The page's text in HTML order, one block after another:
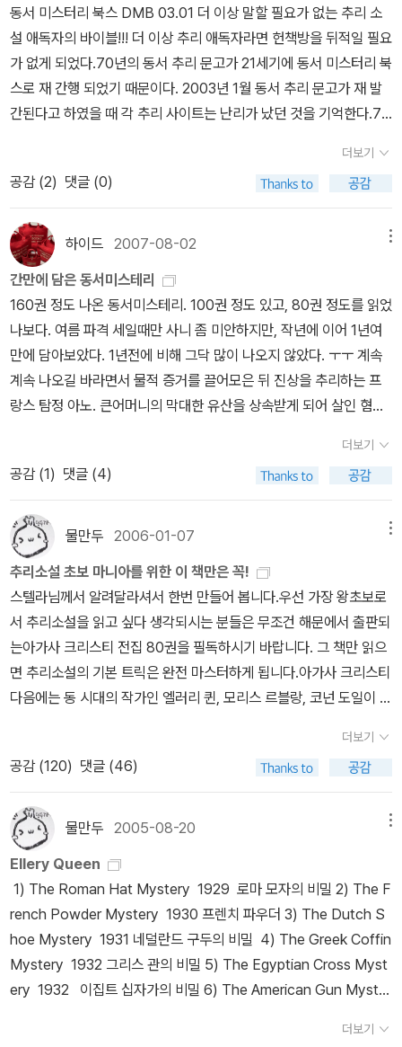
니콜라스 블레이크의 대표작! 아들을 잃은 아버지의 처절한 복수극이
죠.단 블레이크에 대한 국내 인지도가 없어 많은 분들이 모르는 걸작
입니다. 19 1938 레베카 고딕풍의 작품이어서 상당히 오래되었을
거란 생각이 있었는데 1938년 작이네요.본격 추리소설이라고 하기
에는 그렇지만 읽는분에 따라서는 재미있을 것 같은 책이죠. 20 193
자가,중국오렌지의 비밀-5권시그마 북스 해문Q 미스터리 동서 D
MB
위표에서 보시다시피 총 9권의 국명시리즈중 그간 국내에
선 6권만 번역 출간되었고 미국총,샴 쌍둥이,스페인 곶의 비밀은 번
역되지 않았습니다.저 역시도 이번에는 다 나올까 싶어 동서,자유,시
그마북스,해문Q에서 간행된 모든 앨러리 퀸을 구매했지만 결국 다 모
그래 포기하고 있었는데 갑자기 올해 검은 숲이
더군요.그래 검은 숲이 어떤데가 보았더니 시공사의 임프린트라고 하
더군요.시공사야 예전에 시그마 북스로 앨러리 퀸 선집을 간행하고
그중에 국명 시리즈가 6권이나 있었으니 최소한 기존의 작품은 나오
겠지만 과연 나머지 3권이 나올까 의아심이 있어서-ㅎㅎ 그간 한두번
속은 것이 아니라서요-,다 나와야 나오는 것이지 하고 생각했는데 웬
걸 무슨 뚝심을 발휘해서인지 국명 시리즈 9권을 다 번역했습니다.ㅎ
ㅎ 만쉐이~~~
검은숲에서 나온 앨리리 퀸 국명시리즈는 저자의 모
습을 겉 표지에 내세운 그간 국내에선 볼수 없었던 특이한 디자인데
양장본이어서 소장가치도 충분하다고 볼수 있습니다.
하지만 저처럼
면 3권만 구매해야 될지 아니면 9권 다 구매해야 할지 참 난감할 따
름이죠.생각같에서야 9권을 일시불로 지불하고 구매하면 좋겠지만
경제적 사정과 책 보관할데가 마땅치 않으니…ㅜ.ㅜ뭐 일단 처음 번역
된 미국총,샴 쌍둥이,스페인 곶의 비밀을 구매해야 겠지요^^
에서 이번에 국명시리즈를 전부 번역했으니 좀더 힘을 발휘해서 앨러
리 퀸의 전작을 모두 번역해 주길 희망해 봅니다.시공사보다 적은 해
문에서도 크리스티 전작품 80권을 다 번역했는데 시공사도 이번에
한번 일을 냈으면 좋겠네용^^by caspi
되서 번역된바 있습니다.본격 추리 소설의 대표자중 한 사람인 앨러
리 퀸의 국명시리지가 2011년 현재까지 다 번역되지 못한 것은 국내
추리 시장의 협소함을 잘 반영하는 증거지요. 물론 현재 국내의 추리
소설 시장 여건상 외국 작가의 전 작품이 다 번역되는 것은 불가능합
니다.현재까지 작가의 추리 소설이 전부 번역된 것은 코난 도일의 셜
운 신부 시리즈,아가사 크리스티의 추리 소설이 전부가 아닌가 싶습
니다. 셜록 홈즈나 브라운 신부등은 단편소설이기에 번역이 다 되었
다 쳐도 뤼팽은 전작이 20권 정도여서(물론 뤼팽도 그 명성에 비해
전작이 번역된 것은 21세기 들어서 입니다),출판사가 어느 정도 적자
를 감안하고 출판한 것이겠지만 아가사 크리스티 전작 80권을 해문
이 모두 출판한 것은 아가사 크리스티가 아무리 국내에서 인기가 많
았어도 매우 유례가 없는 일이지요.그러면에서 열린 책들이 메그레
시리즈 전작 출간도 대단한 사건이라고 할 수 있습니다. 물론 검은 숲
측(앨러리 퀸 기획은 추리 소설 홈 페이지로 유명한 데카님이 기획하
셨다나봐요)에선 이미 앨러리 퀸의 국명 시리즈를 6권 번역한바 있기
에 나머지 3권만 번역하면 되기에 기획 및 출간에 큰 부담이 없겠지
만 추리 소설 애독자의 입장에선 출판사의 공수표에 여러 번 당한 적
출간 안될수도 있다는 우려가 있는 것이 사실입니다. 가장 비근한 예
로 앨러리 퀸 미국 추리 소설사에서 쌍벽을 이루는 S.S 밴다인을 들
수 있습니다.밴다인의 경우 추리 소설이 통틀어서 12권에 불과한데
국내에서 지난 수십년간 이 12권의 작품조자 제대로 번역된바 없지
요. 벤슨 살인 사건(1926) 카나리아 살인 사건(1927) 그린 살인 사
건(1928) 주교 살인 사건(1929) 스카라베(딱정벌레) 살인 사건(19
30) 케닐 살인 사건(1933) 드래곤 살인 사건(1934) 카지노 살인 사
건(1934) 가든 살인 사건(1935) 유괴 살인 사건(1936) 그레이시
앨런 살인 사건(1938) 겨울 살인 사건(1939) 그간 출간된 밴다인의
그린 살인사건,승정 살인 사건-2권 80년대 자유 추리문고: 벤슨 살인
사건,카나리아 살인사건,딱정벌레 살인사건,케닐 살인사건,가든 살인
사건-5권 2천년대 동서 DMB: 벤슨 살인사건,카나리아 살인사건, 그
린 살인사건,승정 살인 사건,딱정벌레 살인사건-5권 2천년대 해문:
드래곤 살인사건,카지노 살인사건,가든 살인사건-3권 2천년대 북스
피어 스카라베 살인 사건,겨울 살인 사건, 주교 살인 사건,그레이시 앨
런 살인 사건 위에서 보시다시피 각 추리 문고별로 밴다인의 책들이
제각각 나와 있어 추리 소설애독자들이 구하는데도 문제가 있지만 다
모아도 출판사별로 제각각이어서 진열하기도 애로사항이 큰 편입니
다. 해문의 경우 처음 번역되는 2권(드래곤과 카지노)를 내놓으면서
후속작도 출간할 뜻을 비추다가 판매 부진탓인지 조용히 사그라들었
는 겨울 살인사건과 그레이시 앨런 살인사건을 출간하면서 밴다인의
까요. 1.앨러리 퀸의 “국명시리즈” S.S반다인의 파일로 번스 시리즈
에 자극을 받아 두 사촌 형제가 쓴 앨러리 퀸의 국명 시리즈는 본격 추
리의 향기를 맡을 수 있는 걸작으로 소설속에 있는 독자에의 도전은
작가의 치기어린 자부심이 느낄수 있는 부분이죠. 이 국명 시리즈는
모두 9권인데 국내에서는 6권만 소개되어 있어 안타까움을 감출수가
없는데 앨러리 퀸의 국명시리즈는 70년대 동서 추리에서 맨 처음 소
개되었고 자유추리,시공사,해문등에서 차례로 몇권씩 소개된바 있지
다. 로마 모자의 비밀(1929) – 자유추리(최초 번역),시공사,동서DM
B 프랑스 분의 비밀(1930) – 시공사(최초번역), 동서DMB 네덜란
드 구두의 비밀(1931) –동서추리(최초 번역), 시공사,동서DMB 그
리스관의 비밀(1932) - 시공사(최초번역),해문Q,동서DMB 이집트
십자가의 비밀(1933) - 동서추리(최초 번역), 시공사,동서DMB 아
메리카 권총의 비밀(1933) – 미 번역 태국 쌍동이의 비밀(1933) –
미 번역,80년대 중학생이란 잡지에서 축약된바 있음 중국 오렌지의
비밀(1934) - 동서추리(최초 번역), 시공사,동서DMB 스페인 곳의
여러 출판사에서 발행되었는데 이상하게도 아메리카 권총의 비밀, 태
국 쌍동이의 비밀, 스페인 곳의 비밀의 비밀은 어느 출판사에서도 출
판되지 않았습니다. 동서 추리에서 70년대에 3권(네덜란드,차이나,
이집트)이 나온후 80년대 자유추리에서 1권(로마), 90년대 시공사
에서 6권(로마,프랑스,네덜란드,그리스,이집트,중국),해문에서 1권
(그리스),이천년대 동서 DMB에서 다시 6권(,프랑스,네덜란드,그리
스,이집트,중국)이 시차를 두고 나오지만 아쉽게도 항상 위 3권은 번
역되질 않더군요. 이유가 뭔가 무척 궁금해 지더군요.번역된 6권에
비해 작품의 질이 형편없이 낮아서 그랬을까요? 인터넷 어디에도 그
에 대한 답변은 없더군요. 동서 DMB에는 미 번역된 3권이 출간될 예
정(책 커버에는 300권까지 출간될 예정이지요) 으로 되어있지만 현
재 동서DMB사정으론 과연 번역되어 나올지 장담할 수 없습니다. 과
그지 없네요 by caspi
동서 미스터리 북스 DMB 03.01 더 이상 말할 필요가 없는 추리 소
설 애독자의 바이블!!! 더 이상 추리 애독자라면 헌책방을 뒤적일 필요
가 없게 되었다.70년의 동서 추리 문고가 21세기에 동서 미스터리 북
스로 재 간행 되었기 때문이다. 2003년 1월 동서 추리 문고가 재 발
간된다고 하였을 때 각 추리 사이트는 난리가 났던 것을 기억한다.70
애타게 찼던 독자들은 전설의 동서 문고가 재 발간 된다고 무척들 반
겼던 것 같다. 하지만 출간이후 기존 동서 문고를 토씨 하나 안바꾸고
출간했다,책 날개가 없어 책이 안이쁘다,새로운 책이 없다는 비판을
독자들로부터 받았던 것으로 기억한다.그래서인지 이후 출판되는 것
부터는 책 날개도 만들고,기존 동서 추리에서 없던 새 책들도 번역해
주고 현재는 절판되어서 구할수(현재는 오직 동서DMB에만 있는)
구 자유추리문고,삼중당추리문고,하서추리의 몇몇 작품을 재수록하
여 새로운 문고본을 만들어 내었다.(하지만 SF독자로서 아쉬운점은
기존 동서 추리에 있었던 SF작품이 이면 동서DMB에서는 누락된 점
이다) 동서 DMB발행은 추리 독자들은 더 이상 헌책방을 들락거릴
필요가 없게 되었고,신규 독자들은 전설의 동서 추리를 다시 접하게
되고 좀더 균형있게 추리 소설을 읽을수 있는 장점을 가져왔다.하지
만 빛이 있으면 어둠이 있는법. 동서 DMB에는 다음과 같은 단점도
번역없이 70년대 작품을 그대 로 가져왔다.즉 단순히 세로 읽기가 단
순히 가로 읽기로 바뀌었을 뿐이다.그래서 인지 기쁜 마음에 동서DM
B를 구입했던 옛 동서 추리 보유자는 전혀 변하지 않은 번역에 실망
해서 바로 팔아버린 경우도 있었다. ②기존 동서추리의 경우 일본 추
리 문고를 그냥 베꼈던 것이 사실인데,그러다 보니 원서 번역이 아닌
일본어 중역이라는 문제가 있었다.그러다 보니 현재 동서 DMB경우
일본어 중역에다 70년대 어투로 번역되었다는 것이 문제가 되었고
저작권 문제도 발생하여 발행초기에는 저작권 문제로 발행 정지가 될
이 없다.무슨 말인가 하면 뒤로 갈수록 어떤책이 나올지 모른다는 점
이다.에를 들면 50번에 있는 책날개에 적힌 책 출간순선와 70,90,1
20번에 있는 책날의 출간순서가 다르다는 점이다.즉 133번 꼬리아홉
고양이의 책날개의 151~160까지 책과 159권 흑사관 살인사건의 책
날개에 있는 151~160권 책 제목이 전혀 다른 것이다. 이러니 독자들
이 과연 동서DMB가 제대로 출간될수 있을까 걱정하는 것도 무리가
아니라고 생가된다. 하지만 그럼에도 불구하고 동서DMB의 출간은
분명 의의있는 일이라고 여겨진다.앞으로도 좋은 책들을 계속적으로
출간해 주길 희망한다. 황금벌레 에드거 앨런 포우 셜록 홈즈의 모험
코난 도일 그리고 아무도 없었다 아가사 크리스티 Y의 비극 앨러리
퀸 브라운 신부의 동심 C.K. 체스터튼 통 F.W. 크로포츠 나인 테일러
스 도로시 L. 세일러즈 월장석 윌키 콜린즈 환상의 여자 월리엄 아이
더보기
공감 (2) 댓글 (0)
하이드 2007-08-02
간만에 담은 동서미스테리
160권 정도 나온 동서미스테리. 100권 정도 있고, 80권 정도를 읽었
나보다. 여름 파격 세일때만 사니 좀 미안하지만, 작년에 이어 1년여
만에 담아보았다. 1년전에 비해 그닥 많이 나오지 않았다. ㅜㅜ 계속
계속 나오길 바라면서 물적 증거를 끌어모은 뒤 진상을 추리하는 프
랑스 탐정 아노. 큰어머니의 막대한 유산을 상속받게 되어 살인 혐의
밝혀낸다. 신랄하면서도 경쾌한 유머를 늘어놓는 탐정과 범인의 심리
게임이 돋보인다. 엘러리 퀸의 국가 시리즈동서미스테리에서 나온
엘러리 퀸은 국가 시리즈를 빼고 다 모았다. <그리스관의 비밀>이 해
문판으로 있지만, 동서미스테리로 구입 부호 피살사건 수사에 나선
트렌트는 피살자의 아내도 공범이라는 확증을 잡는다. 하지만 그녀한
테 애정을 느낀 나머지 진상을 기록으로 남기고 떠나 버린다. 그 뒤 다
시 만난 두 사람. 그녀는 그 자리에서 트렌트의 추리에 승복할 수 없다
고 말한다. 인간 욕망과 미묘한 성격 묘사를 융합시켜 긴박감을 더했
다. 폭주하는 차에 아들을 잃은 미스터리작가 필릭스 레인은 복수를
위한 완전살인을 계획한다. 편집광적인 아버지의 울분이 놓은 올가미
속으로 범인은 한발한발 다가온다. 계관시인 세실 D. 루이스가 필명
으로 발표한 미스터리 소설이다. 아메리카 탐정작가클럽 수상작. 법
에 위배되는 중절수술이 젊은 처녀를 죽음으로 몰아넣는다. 어머니의
존은 친구의 곤경을 보고 사건해결에 뛰어드는데, 그에게 보이지 않
는 압력이 가해진다. 작가 자신이 의학부 재학시절 겪은 체험을 소재
로 쓴 의학 미스테리물. 55살 초로의 교사가 뒤늦게 젊은 여성을 만
나지만, 그 만남은 곧 파탄에 이른다. 자살하기 위해 올리브 기름병에
담은 1그램의 독약병을 버스에 깜빡 놓고 내리게 되면서 벌어지는 코
믹하면서도 서스펜스 넘치는 대추적극. 선의의 피해자가 생기기 전에
분실된 독약병을 찾아라! 각국 경찰의 추격을 교묘히 따돌리던 범죄
거물 디미트리오스가 죽었다. 그의 신화적 죄상과 숨겨진 과거를 좇
나. 크로이든 공항을 이륙한 파리행 여객기가 착륙했을 때 돈많은 앤
더보기
공감 (1) 댓글 (4)
물만두 2006-01-07
추리소설 초보 마니아를 위한 이 책만은 꼭!
스텔라님께서 알려달라셔서 한번 만들어 봅니다.우선 가장 왕초보로
서 추리소설을 읽고 싶다 생각되시는 분들은 무조건 해문에서 출판되
는아가사 크리스티 전집 80권을 필독하시기 바랍니다. 그 책만 읽으
면 추리소설의 기본 트릭은 완전 마스터하게 됩니다.아가사 크리스티
다음에는 동 시대의 작가인 엘러리 퀸, 모리스 르블랑, 코넌 도일이 되
해도 좋습니다.코넌 도일모리스 르블랑 엘러리 퀸 이 작가들의
책을 읽은 뒤에는 동서미스터리북스에 등장하는 새로운 작가의 작품
들과 새로운 작품들을 골라 읽으시면 됩니다.탐정으로 대표되는 레이
먼드 챈들러의 필립 말로 시리즈그 뒤를 잇는 로스 맥도널드의 루 아
처 시리즈가볍게 읽을 수 있는 얼 스탠리 가드너의 페리 메이슨 시리
즈가 있습니다.또한 각 나라별로 상을 수상한 작품도 있고 사회파나
범죄소설로 나뉘는 요즘 작품도 있읍니다.추리소설도 작가마다 선호
도가 다르고 각기 비슷한 내용이라도 취향이 다를 수 있으니 각자가
좋아하는 장르와 작가를 발견하는 기쁨을 누리기시 바랍니다.각 시리
즈는 시리즈... 작가의 작품목록은 작가의 작품 목록 지금 안 읽으면
후회할 작가로는 기리노 나츠오미야베 미유키히가시노 게이고미넷
월터스제프리 디버 그리고 앞으로 계속 나올 작품들의 주목을 잊지
더보기
공감 (120) 댓글 (46)
물만두 2005-08-20
Ellery Queen
1) The Roman Hat Mystery 1929 로마 모자의 비밀 2) The F
rench Powder Mystery 1930 프렌치 파우더 3) The Dutch S
hoe Mystery 1931 네덜란드 구두의 비밀 4) The Greek Coffin
Mystery 1932 그리스 관의 비밀 5) The Egyptian Cross Myst
ery 1932 이집트 십자가의 비밀 6) The American Gun Myster
amese Twin Mystery 1933 8) The Chinese Orange Myster
더보기